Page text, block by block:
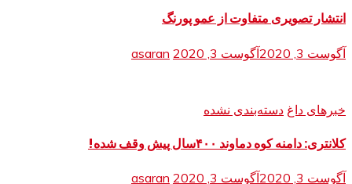
انتشار تصویری متفاوت از عمو پورنگ
آگوست 3, 2020 آگوست 3, 2020 asaran
خبرهای داغ دسته‌بندی نشده
کلانتری: دامنه کوه دماوند ۴۰۰سال پیش وقف شده!
آگوست 3, 2020 آگوست 3, 2020 asaran